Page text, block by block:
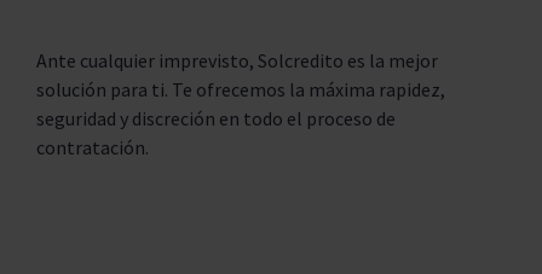
Ante cualquier imprevisto, Solcredito es la mejor
solución para ti. Te ofrecemos la máxima rapidez,
seguridad y discreción en todo el proceso de
contratación.